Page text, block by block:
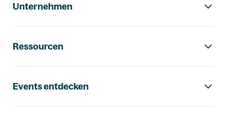
Unternehmen
Ressourcen
Events entdecken